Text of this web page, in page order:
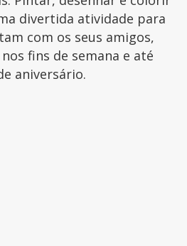
divertida atividade para
com os seus amigos,
fins de semana e até
aniversário.